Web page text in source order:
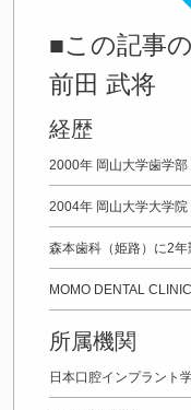
■この記事
前田 武将
経歴
2000年 岡山大学歯学部
2004年 岡山大学大学
森本歯科（姫路）に2年
MOMO DENTAL
所属機関
日本口腔インプラント